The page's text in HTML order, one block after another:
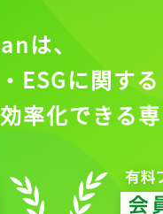
は、
ESGに関する
率化できる